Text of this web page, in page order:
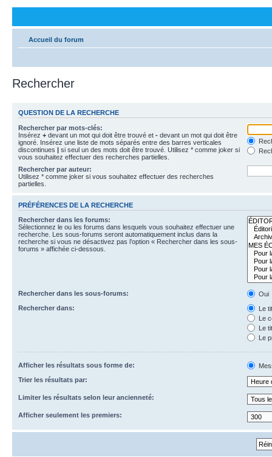
Accueil du forum
Rechercher
QUESTION DE LA RECHERCHE
Rechercher par mots-clés:
Insérez + devant un mot qui doit être trouvé et - devant un mot qui doit être
ignoré. Insérez une liste de mots séparés entre des barres verticales
discontinues | si seul un des mots doit être trouvé. Utilisez * comme joker si
vous souhaitez effectuer des recherches partielles.
Rechercher par auteur:
Utilisez * comme joker si vous souhaitez effectuer des recherches
partielles.
PRÉFÉRENCES DE LA RECHERCHE
Rechercher dans les forums:
Sélectionnez le ou les forums dans lesquels vous souhaitez effectuer une
recherche. Les sous-forums seront automatiquement inclus dans la
recherche si vous ne désactivez pas l’option « Rechercher dans les sous-
forums » affichée ci-dessous.
Rechercher dans les sous-forums:
Oui
Rechercher dans:
Le
Le
Le
Le
Afficher les résultats sous forme de:
Trier les résultats par:
Limiter les résultats selon leur ancienneté:
Afficher seulement les premiers: